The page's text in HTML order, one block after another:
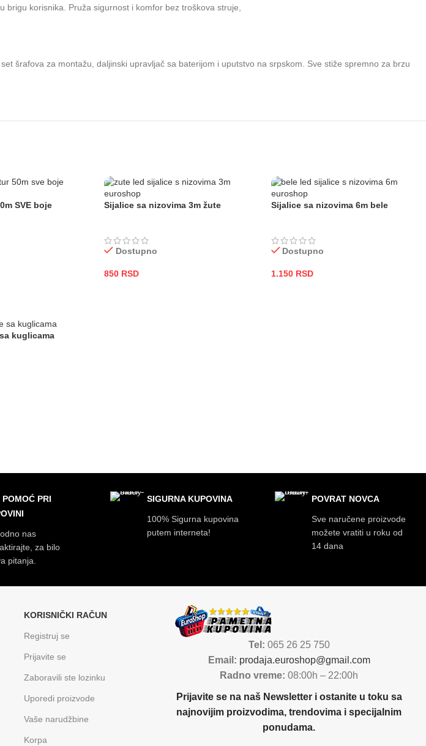
brigu korisnika. Pruža sigurnost i komfor bez troškova struje,
šrafova za montažu, daljinski upravljač sa baterijom i uputstvo na srpskom. Sve stiže spremno za brzu
SVE boje Sijalice sa nizovima 3m žute
Dostupno
850 RSD
Sijalice sa nizovima 6m bele
Dostupno
1.150 RSD
kuglicama
POMOĆ PRI
nas
za bilo
pitanja.
SIGURNA KUPOVINA
100% Sigurna kupovina
putem interneta!
POVRAT NOVCA
Sve naručene proizvode
možete vratiti u roku od
14 dana
KORISNIČKI RAČUN
Registruj se
Prijavite se
Zaboravili ste lozinku
Uporedi proizvode
Vaše narudžbine
Korpa
Tel: 065 26 25 750
Email: prodaja.euroshop@gmail.com
Radno vreme: 08:00h – 22:00h
Prijavite se na naš Newsletter i ostanite u toku sa
najnovijim proizvodima, trendovima i specijalnim
ponudama.